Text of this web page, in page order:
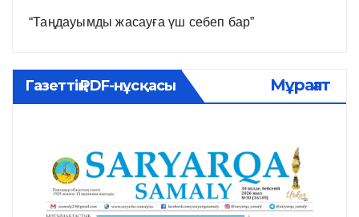
“Таңдауымды жасауға үш себеп бар”
Газеттің PDF-нұсқасы Мұрағат